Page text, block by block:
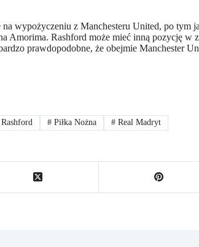
wypożyczeniu z Manchesteru United, po tym
Amorima. Rashford może mieć inną pozycję w
prawdopodobne, że obejmie Manchester
# Piłka Nożna # Real Madryt